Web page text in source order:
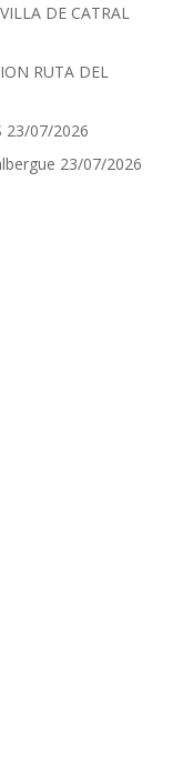
DE CATRAL
RUTA DEL
23/07/2026
23/07/2026